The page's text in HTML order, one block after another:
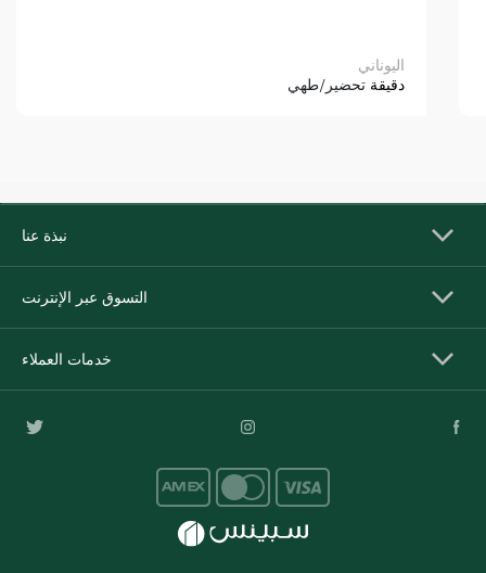
اليوناني
دقيقة تحضير/طهي
نبذة عنا
التسوق عبر الإنترنت
خدمات العملاء